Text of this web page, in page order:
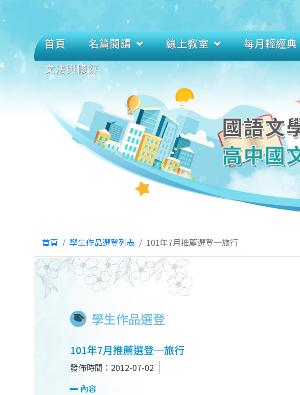
首頁 名篇閱讀 線上教室 每月輕經典
文法與修辭
首頁 學生作品選登列表 101年7月推薦選登─旅行
學生作品選登
101年7月推薦選登─旅行
發佈時間：2012-07-02
內容